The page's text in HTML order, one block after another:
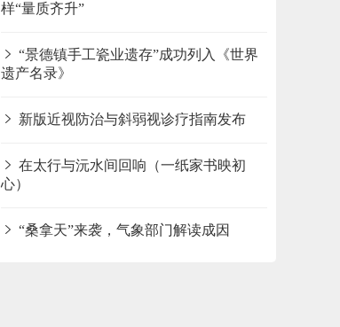
样“量质齐升”
“景德镇手工瓷业遗存”成功列入《世界
遗产名录》
新版近视防治与斜弱视诊疗指南发布
在太行与沅水间回响（一纸家书映初
心）
“桑拿天”来袭，气象部门解读成因